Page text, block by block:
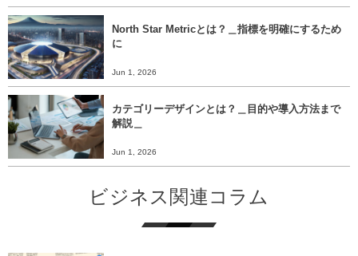
North Star Metricとは？＿指標を明確にするため
に
Jun 1, 2026
カテゴリーデザインとは？＿目的や導入方法まで
解説＿
Jun 1, 2026
ビジネス関連コラム